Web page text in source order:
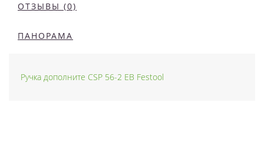
ОТЗЫВЫ (0)
ПАНОРАМА
Ручка дополните CSP 56-2 EB Festool